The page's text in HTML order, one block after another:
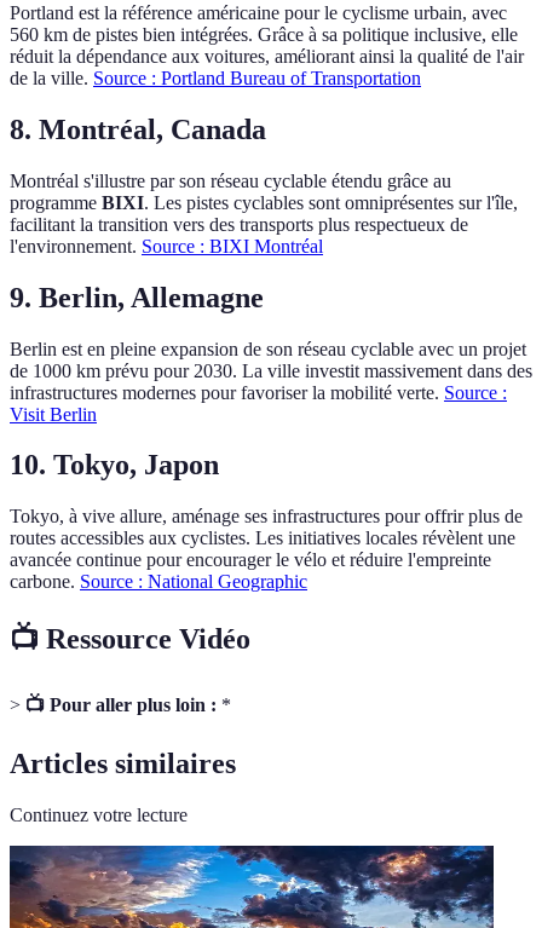
Portland est la référence américaine pour le cyclisme urbain, avec
560 km de pistes bien intégrées. Grâce à sa politique inclusive, elle
réduit la dépendance aux voitures, améliorant ainsi la qualité de l'air
de la ville. Source : Portland Bureau of Transportation
8. Montréal, Canada
Montréal s'illustre par son réseau cyclable étendu grâce au
programme BIXI. Les pistes cyclables sont omniprésentes sur l'île,
facilitant la transition vers des transports plus respectueux de
l'environnement. Source : BIXI Montréal
9. Berlin, Allemagne
Berlin est en pleine expansion de son réseau cyclable avec un projet
de 1000 km prévu pour 2030. La ville investit massivement dans des
infrastructures modernes pour favoriser la mobilité verte. Source :
Visit Berlin
10. Tokyo, Japon
Tokyo, à vive allure, aménage ses infrastructures pour offrir plus de
routes accessibles aux cyclistes. Les initiatives locales révèlent une
avancée continue pour encourager le vélo et réduire l'empreinte
carbone. Source : National Geographic
📺 Ressource Vidéo
> 📺 Pour aller plus loin : *
Articles similaires
Continuez votre lecture